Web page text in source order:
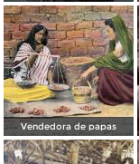
Vendedora de papas